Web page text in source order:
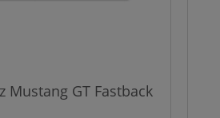
Mustang GT Fastback